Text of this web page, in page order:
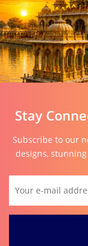
Stay
Subscribe to our
designs,